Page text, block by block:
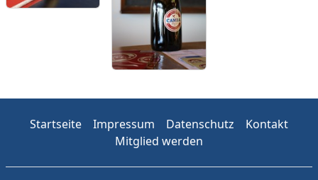
Startseite Impressum Datenschutz
Kontakt
Mitglied werden